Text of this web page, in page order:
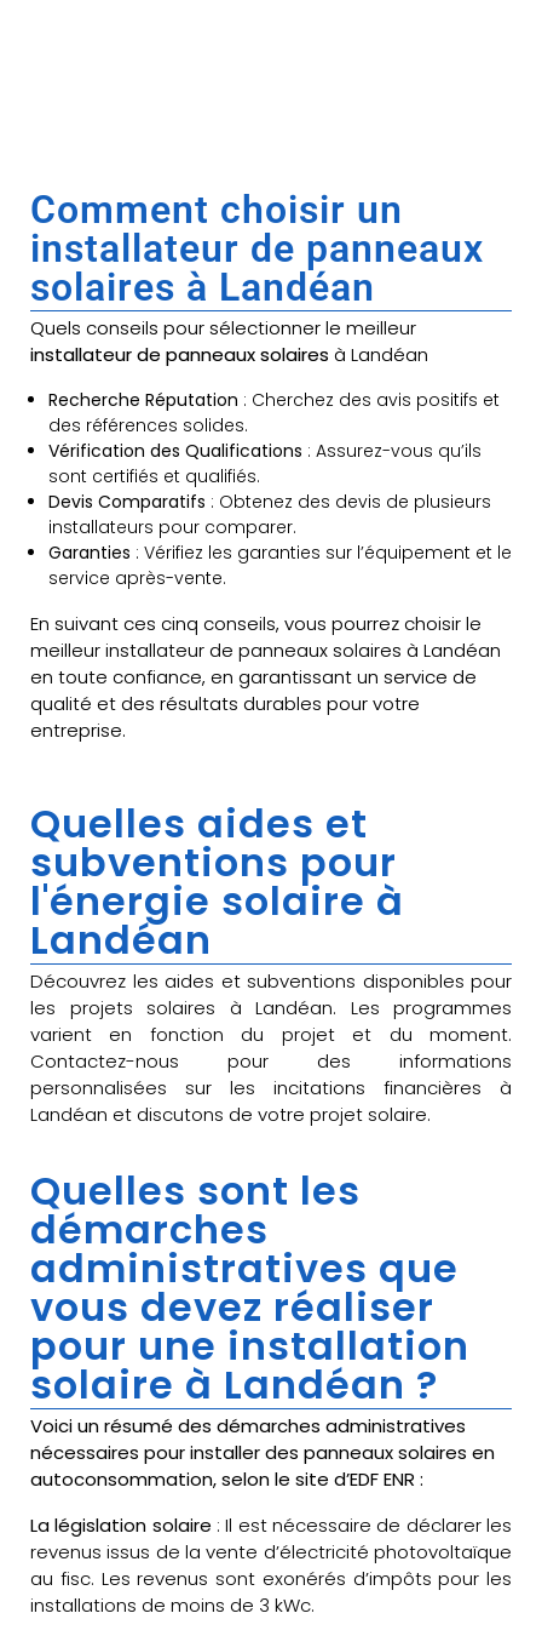
Comment choisir un
installateur de panneaux
solaires à Landéan
Quels conseils pour sélectionner le meilleur
installateur de panneaux solaires à Landéan
Recherche Réputation : Cherchez des avis positifs et
des références solides.
Vérification des Qualifications : Assurez-vous qu’ils
sont certifiés et qualifiés.
Devis Comparatifs : Obtenez des devis de plusieurs
installateurs pour comparer.
Garanties : Vérifiez les garanties sur l’équipement et le
service après-vente.
En suivant ces cinq conseils, vous pourrez choisir le
meilleur installateur de panneaux solaires à Landéan
en toute confiance, en garantissant un service de
qualité et des résultats durables pour votre
entreprise.
Quelles aides et
subventions pour
l'énergie solaire à
Landéan
Découvrez les aides et subventions disponibles pour
les projets solaires à Landéan. Les programmes
varient en fonction du projet et du moment.
Contactez-nous pour des informations
personnalisées sur les incitations financières à
Landéan et discutons de votre projet solaire.
Quelles sont les
démarches
administratives que
vous devez réaliser
pour une installation
solaire à Landéan ?
Voici un résumé des démarches administratives
nécessaires pour installer des panneaux solaires en
autoconsommation, selon le site d’EDF ENR :
La législation solaire : Il est nécessaire de déclarer les
revenus issus de la vente d’électricité photovoltaïque
au fisc. Les revenus sont exonérés d’impôts pour les
installations de moins de 3 kWc.